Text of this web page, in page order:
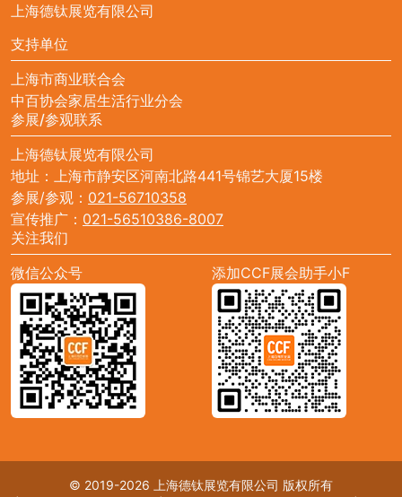
上海德钛展览有限公司
支持单位
上海市商业联合会
中百协会家居生活行业分会
参展/参观联系
上海德钛展览有限公司
地址：上海市静安区河南北路441号锦艺大厦15楼
参展/参观： 021-56710358
宣传推广： 021-56510386-8007
关注我们
微信公众号
添加CCF展会助手小F
© 2019-2026 上海德钛展览有限公司 版权所有